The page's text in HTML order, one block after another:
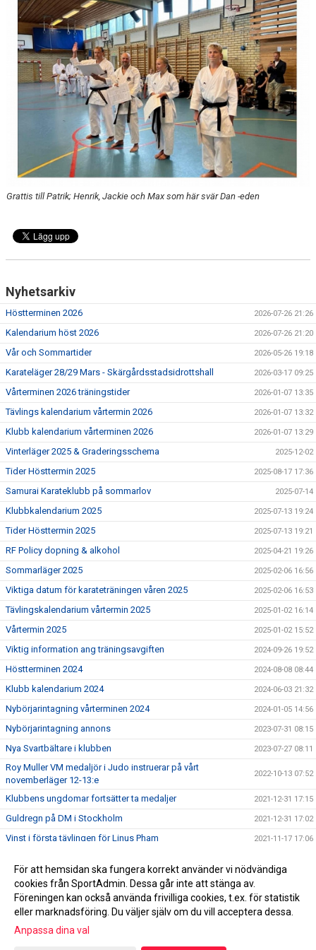
BILDGALLERI
GRADERING
REGLER OCH ETIKETT
Grattis till Patrik; Henrik, Jackie och Max som här svär Dan -eden
Nyhetsarkiv
Höstterminen 2026 2026-07-26 21:26
Kalendarium höst 2026 2026-07-26 21:20
Vår och Sommartider 2026-05-26 19:18
Karateläger 28/29 Mars - Skärgårdsstadsidrottshall 2026-03-17 09:25
Vårterminen 2026 träningstider 2026-01-07 13:35
Tävlings kalendarium vårtermin 2026 2026-01-07 13:32
Klubb kalendarium vårterminen 2026 2026-01-07 13:29
Vinterläger 2025 & Graderingsschema 2025-12-02
Tider Hösttermin 2025 2025-08-17 17:36
Samurai Karateklubb på sommarlov 2025-07-14
Klubbkalendarium 2025 2025-07-13 19:24
Tider Hösttermin 2025 2025-07-13 19:21
RF Policy dopning & alkohol 2025-04-21 19:26
Sommarläger 2025 2025-02-06 16:56
Viktiga datum för karateträningen våren 2025 2025-02-06 16:53
Tävlingskalendarium vårtermin 2025 2025-01-02 16:14
Vårtermin 2025 2025-01-02 15:52
Viktig information ang träningsavgiften 2024-09-26 19:52
Höstterminen 2024 2024-08-08 08:44
Klubb kalendarium 2024 2024-06-03 21:32
Nybörjarintagning vårterminen 2024 2024-01-05 14:56
Nybörjarintagning annons 2023-07-31 08:15
Nya Svartbältare i klubben 2023-07-27 08:11
Roy Muller VM medaljör i Judo instruerar på vårt
novemberläger 12-13:e
2022-10-13 07:52
Klubbens ungdomar fortsätter ta medaljer 2021-12-31 17:15
Guldregn på DM i Stockholm 2021-12-31 17:02
Vinst i första tävlingen för Linus Pham 2021-11-17 17:06
Samurai
2021-09-22 08:53
Välkomna till vår nya hemsida! 2021-09-22 08:49
För att hemsidan ska fungera korrekt använder vi nödvändiga
cookies från SportAdmin. Dessa går inte att stänga av.
Föreningen kan också använda frivilliga cookies, t.ex. för statistik
eller marknadsföring. Du väljer själv om du vill acceptera dessa.
Anpassa dina val